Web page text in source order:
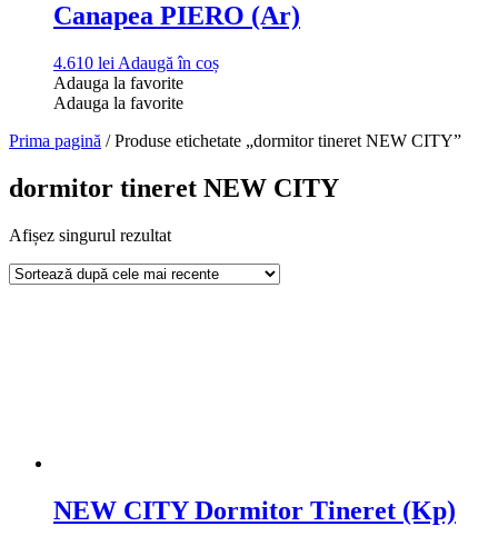
Canapea PIERO (Ar)
4.610 lei Adaugă în coș
Adauga la favorite
Adauga la favorite
Prima pagină / Produse etichetate „dormitor tineret NEW CITY”
dormitor tineret NEW CITY
Afișez singurul rezultat
NEW CITY Dormitor Tineret (Kp)